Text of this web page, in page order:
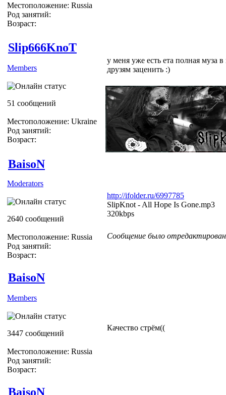
Местоположение: Russia
Род занятий:
Возраст:
Slip666KnoT
Members
51 сообщений
Местоположение: Ukraine
Род занятий:
Возраст:
у меня уже есть ета полная муза
друзям заценить :)
BaisoN
Moderators
2640 сообщений
Местоположение: Russia
Род занятий:
Возраст:
http://ifolder.ru/6997785
SlipKnot - All Hope Is Gone.mp3
320kbps
Сообщение было
BaisoN
Members
3447 сообщений
Местоположение: Russia
Род занятий:
Возраст:
Качество стрём((
BaisoN